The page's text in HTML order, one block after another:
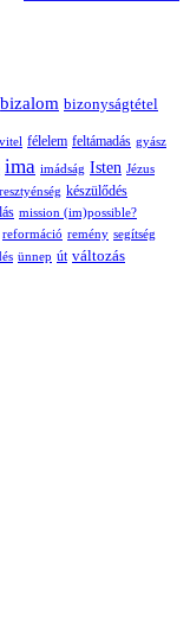
bizalom bizonyságtétel
félelem feltámadás gyász
ima imádság Isten Jézus
készülődés
mission (im)possible?
reformáció remény segítség
ünnep út változás